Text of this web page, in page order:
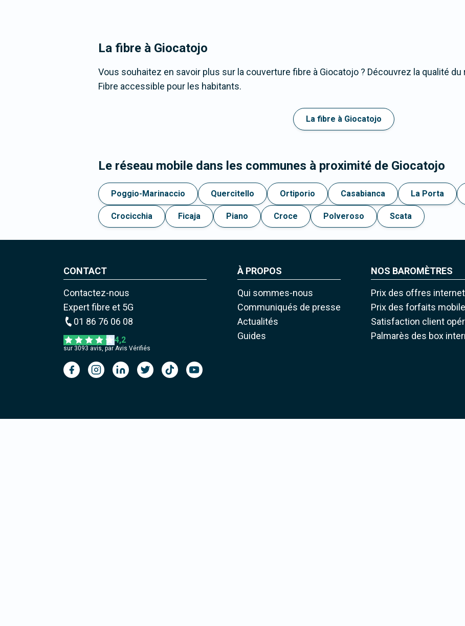
La fibre à Giocatojo
Vous souhaitez en savoir plus sur la couverture fibre à Giocatojo ? Découvrez la qualité
Fibre accessible pour les habitants.
La fibre à Giocatojo
Le réseau mobile dans les communes à proximité de Giocatojo
Poggio-Marinaccio Quercitello Ortiporio Casabianca La Porta
Crocicchia Ficaja Piano Croce Polveroso Scata
CONTACT
Contactez-nous
Expert fibre et 5G
01 86 76 06 08
4,2
sur 3093 avis, par Avis Vérifiés
À PROPOS
Qui sommes-nous
Communiqués de presse
Actualités
Guides
NOS BAROMÈTRES
Prix des offres internet
Prix des forfaits
Satisfaction client
Palmarès des box